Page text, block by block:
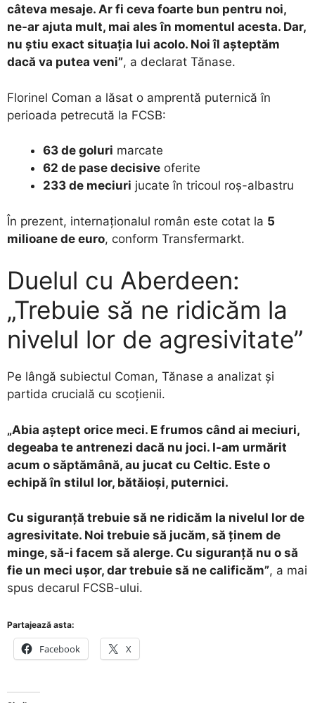
câteva mesaje. Ar fi ceva foarte bun pentru noi,
ne-ar ajuta mult, mai ales în momentul acesta. Dar,
nu știu exact situația lui acolo. Noi îl așteptăm
dacă va putea veni”, a declarat Tănase.
Florinel Coman a lăsat o amprentă puternică în
perioada petrecută la FCSB:
63 de goluri marcate
62 de pase decisive oferite
233 de meciuri jucate în tricoul roș-albastru
În prezent, internaționalul român este cotat la 5
milioane de euro, conform Transfermarkt.
Duelul cu Aberdeen:
„Trebuie să ne ridicăm la
nivelul lor de agresivitate”
Pe lângă subiectul Coman, Tănase a analizat și
partida crucială cu scoțienii.
„Abia aștept orice meci. E frumos când ai meciuri,
degeaba te antrenezi dacă nu joci. I-am urmărit
acum o săptămână, au jucat cu Celtic. Este o
echipă în stilul lor, bătăioși, puternici.
Cu siguranță trebuie să ne ridicăm la nivelul lor de
agresivitate. Noi trebuie să jucăm, să ținem de
minge, să-i facem să alerge. Cu siguranță nu o să
fie un meci ușor, dar trebuie să ne calificăm”, a mai
spus decarul FCSB-ului.
Partajează asta:
Facebook X